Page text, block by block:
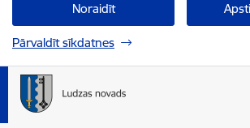
Noraidīt
Pārvaldīt sīkdatnes